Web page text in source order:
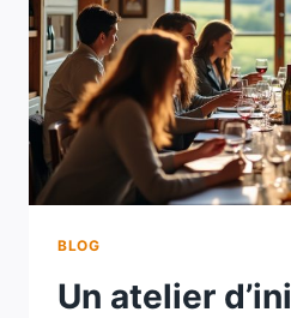
BLOG
Un atelier